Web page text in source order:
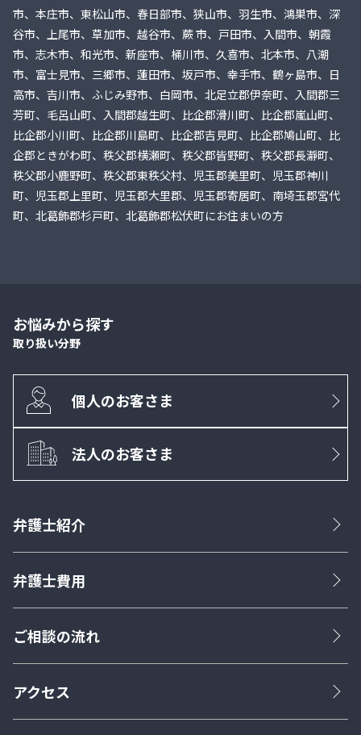
市、本庄市、東松山市、春日部市、狭山市、羽生市、鴻巣市、深
谷市、上尾市、草加市、越谷市、蕨 市、戸田市、入間市、朝霞
市、志木市、和光市、新座市、桶川市、久喜市、北本市、八潮
市、富士見市、三郷市、蓮田市、坂戸市、幸手市、鶴ヶ島市、日
高市、吉川市、ふじみ野市、白岡市、北足立郡伊奈町、入間郡三
芳町、毛呂山町、入間郡越生町、比企郡滑川町、比企郡嵐山町、
比企郡小川町、比企郡川島町、比企郡吉見町、比企郡鳩山町、比
企郡ときがわ町、秩父郡横瀬町、秩父郡皆野町、秩父郡長瀞町、
秩父郡小鹿野町、秩父郡東秩父村、児玉郡美里町、児玉郡神川
町、児玉郡上里町、児玉郡大里郡、児玉郡寄居町、南埼玉郡宮代
町、北葛飾郡杉戸町、北葛飾郡松伏町にお住まいの方
お悩みから探す
取り扱い分野
個人のお客さま
法人のお客さま
弁護士紹介
弁護士費用
ご相談の流れ
アクセス